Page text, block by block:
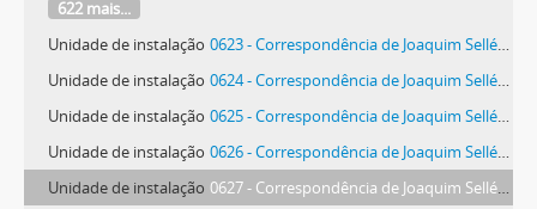
622 mais...
Unidade de instalação 0623 - Correspondência de Joaquim Sellés Paes de Villas-Bôas
Unidade de instalação 0624 - Correspondência de Joaquim Sellés Paes de Villas-Bôas
Unidade de instalação 0625 - Correspondência de Joaquim Sellés Paes de Villas-Bôas
Unidade de instalação 0626 - Correspondência de Joaquim Sellés Paes de Villas-Bôas
Unidade de instalação 0627 - Correspondência de Joaquim Sellés Paes de Villas-Bôas